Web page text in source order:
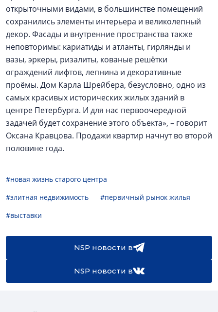
открыточными видами, в большинстве помещений
сохранились элементы интерьера и великолепный
декор. Фасады и внутренние пространства также
неповторимы: кариатиды и атланты, гирлянды и
вазы, эркеры, ризалиты, кованые решётки
ограждений лифтов, лепнина и декоративные
проёмы. Дом Карла Шрейбера, безусловно, одно из
самых красивых исторических жилых зданий в
центре Петербурга. И для нас первоочередной
задачей будет сохранение этого объекта», – говорит
Оксана Кравцова. Продажи квартир начнут во второй
половине года.
#новая жизнь старого центра
#элитная недвижимость
#первичный рынок жилья
#выставки
NSP новости в
NSP новости в